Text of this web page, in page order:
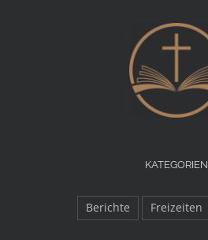
KATEGORIEN
Berichte Freizeiten